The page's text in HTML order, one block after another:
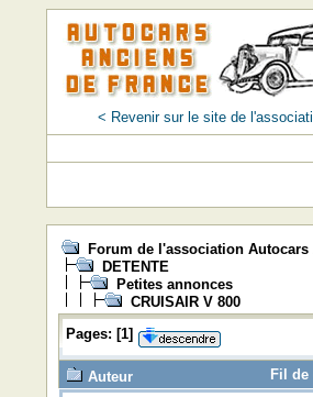
< Revenir sur le site de
Forum de l'association Autocars
DETENTE
Petites annonces
CRUISAIR V 800
Pages: [1]
Auteur
Fil de